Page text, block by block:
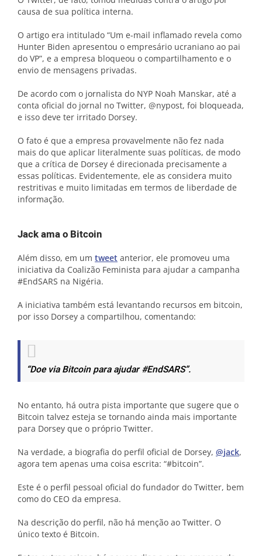
causa de sua política interna.
O artigo era intitulado “Um e-mail inflamado revela como
Hunter Biden apresentou o empresário ucraniano ao pai
do VP”, e a empresa bloqueou o compartilhamento e o
envio de mensagens privadas.
De acordo com o jornalista do NYP Noah Manskar, até a
conta oficial do jornal no Twitter, @nypost, foi bloqueada,
e isso deve ter irritado Dorsey.
O fato é que a empresa provavelmente não fez nada
mais do que aplicar literalmente suas políticas, de modo
que a crítica de Dorsey é direcionada precisamente a
essas políticas. Evidentemente, ele as considera muito
restritivas e muito limitadas em termos de liberdade de
informação.
Jack ama o Bitcoin
Além disso, em um tweet anterior, ele promoveu uma
iniciativa da Coalizão Feminista para ajudar a campanha
#EndSARS na Nigéria.
A iniciativa também está levantando recursos em bitcoin,
por isso Dorsey a compartilhou, comentando:
“Doe via Bitcoin para ajudar #EndSARS”.
No entanto, há outra pista importante que sugere que o
Bitcoin talvez esteja se tornando ainda mais importante
para Dorsey que o próprio Twitter.
Na verdade, a biografia do perfil oficial de Dorsey, @jack,
agora tem apenas uma coisa escrita: “#bitcoin”.
Este é o perfil pessoal oficial do fundador do Twitter, bem
como do CEO da empresa.
Na descrição do perfil, não há menção ao Twitter. O
único texto é Bitcoin.